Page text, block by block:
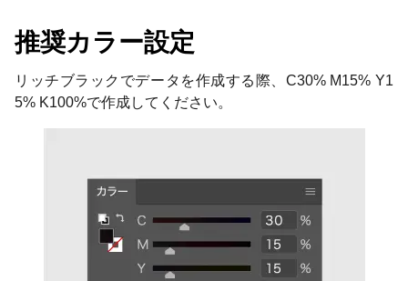
推奨カラー設定
リッチブラックでデータを作成する際、C30% M15% Y1
5% K100%で作成してください。